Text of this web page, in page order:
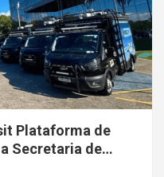
Plataforma de
Secretaria de